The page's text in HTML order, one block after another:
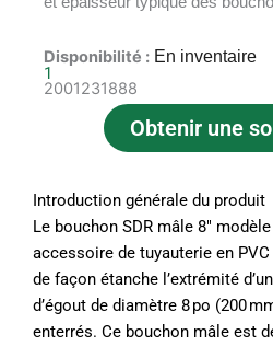
Disponibilité : En inventaire
1
2001231888
Obtenir une
Introduction générale du produit
Le bouchon SDR mâle 8″
accessoire de tuyauterie en
de façon étanche l’extrémité
d’égout de diamètre 8 po (200
enterrés. Ce bouchon mâle est